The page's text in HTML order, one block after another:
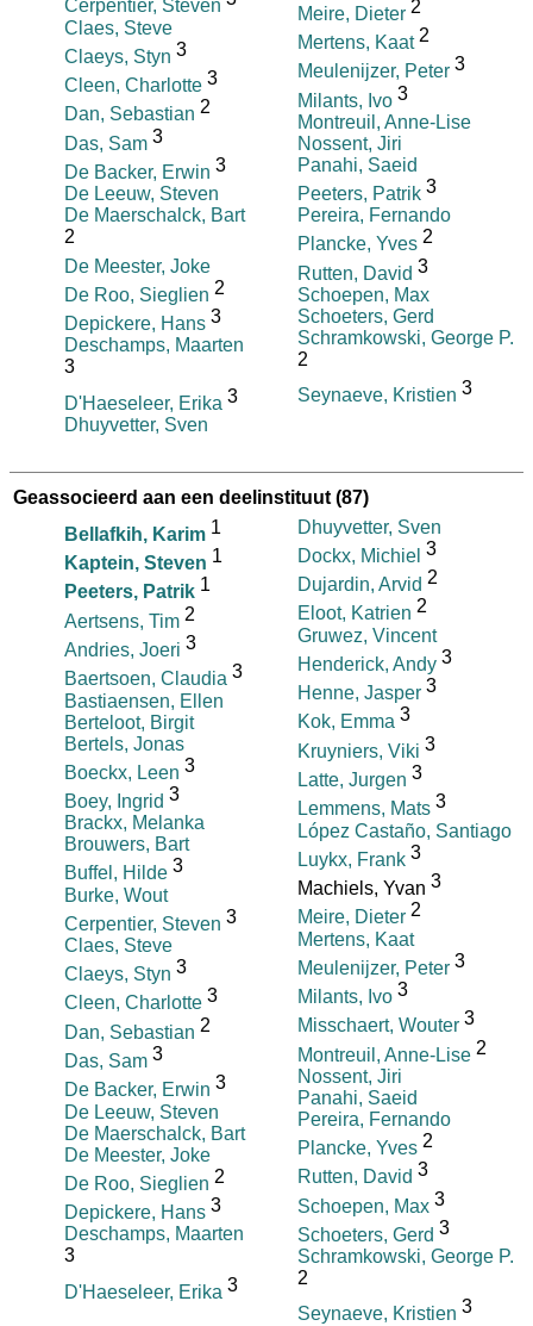
Cerpentier, Steven
Claes, Steve
Claeys, Styn 3
Cleen, Charlotte 3
Dan, Sebastian 2
Das, Sam 3
De Backer, Erwin 3
De Leeuw, Steven
De Maerschalck, Bart
2
De Meester, Joke
De Roo, Sieglien 2
Depickere, Hans 3
Deschamps, Maarten
3
D'Haeseleer, Erika 3
Dhuyvetter, Sven
Meire, Dieter 2
Mertens, Kaat 2
Meulenijzer, Peter 3
Milants, Ivo 3
Montreuil, Anne-Lise
Nossent, Jiri
Panahi, Saeid
Peeters, Patrik 3
Pereira, Fernando
Plancke, Yves 2
Rutten, David 3
Schoepen, Max
Schoeters, Gerd
Schramkowski, George P.
2
Seynaeve, Kristien 3
Geassocieerd aan een deelinstituut (87)
Bellafkih, Karim 1
Kaptein, Steven 1
Peeters, Patrik 1
Aertsens, Tim 2
Andries, Joeri 3
Baertsoen, Claudia 3
Bastiaensen, Ellen
Berteloot, Birgit
Bertels, Jonas
Boeckx, Leen 3
Boey, Ingrid 3
Brackx, Melanka
Brouwers, Bart
Buffel, Hilde 3
Burke, Wout
Cerpentier, Steven 3
Claes, Steve
Claeys, Styn 3
Cleen, Charlotte 3
Dan, Sebastian 2
Das, Sam 3
De Backer, Erwin 3
De Leeuw, Steven
De Maerschalck, Bart
De Meester, Joke
De Roo, Sieglien 2
Depickere, Hans 3
Deschamps, Maarten
3
D'Haeseleer, Erika 3
Dhuyvetter, Sven
Dockx, Michiel 3
Dujardin, Arvid 2
Eloot, Katrien 2
Gruwez, Vincent
Henderick, Andy 3
Henne, Jasper 3
Kok, Emma 3
Kruyniers, Viki 3
Latte, Jurgen 3
Lemmens, Mats 3
López Castaño, Santiago
Luykx, Frank 3
Machiels, Yvan 3
Meire, Dieter 2
Mertens, Kaat
Meulenijzer, Peter 3
Milants, Ivo 3
Misschaert, Wouter 3
Montreuil, Anne-Lise 2
Nossent, Jiri
Panahi, Saeid
Pereira, Fernando
Plancke, Yves 2
Rutten, David 3
Schoepen, Max 3
Schoeters, Gerd 3
Schramkowski, George P.
2
Seynaeve, Kristien 3